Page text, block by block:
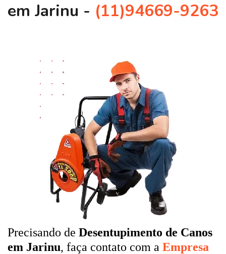
em Jarinu - (11)94669-9263
Precisando de Desentupimento de Canos
em Jarinu, faça contato com a Empresa